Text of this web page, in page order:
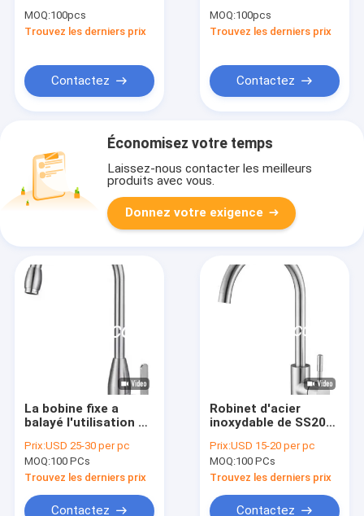
inoxydable de 600MM
Undermount double
MOQ:100pcs
Trouvez les derniers prix
Contactez
d'Undermount de
cuvette de Sigle 59 X
MOQ:100pcs
Trouvez les derniers prix
Contactez
Économisez votre temps
Laissez-nous contacter les meilleurs
produits avec vous.
Donnez votre exigence
La bobine fixe a
balayé l'utilisation à
inoxydable de robinet
argenté de cuisine
Prix:USD 25-30 per pc
MOQ:100 PCs
Trouvez les derniers prix
Contactez
Robinet d'acier
inoxydable de SS201
chargeur en
céramique
Prix:USD 15-20 per pc
MOQ:100 PCs
Trouvez les derniers prix
Contactez